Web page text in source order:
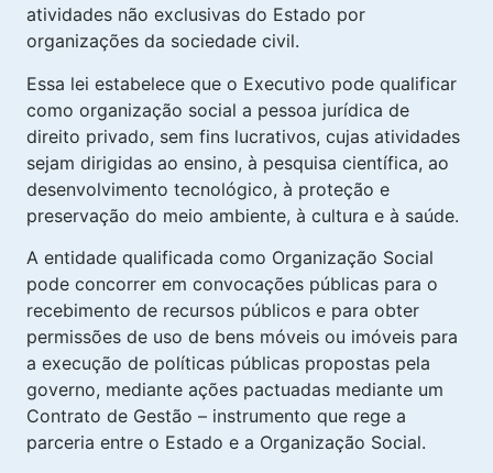
atividades não exclusivas do Estado por
organizações da sociedade civil.
Essa lei estabelece que o Executivo pode qualificar
como organização social a pessoa jurídica de
direito privado, sem fins lucrativos, cujas atividades
sejam dirigidas ao ensino, à pesquisa científica, ao
desenvolvimento tecnológico, à proteção e
preservação do meio ambiente, à cultura e à saúde.
A entidade qualificada como Organização Social
pode concorrer em convocações públicas para o
recebimento de recursos públicos e para obter
permissões de uso de bens móveis ou imóveis para
a execução de políticas públicas propostas pela
governo, mediante ações pactuadas mediante um
Contrato de Gestão – instrumento que rege a
parceria entre o Estado e a Organização Social.